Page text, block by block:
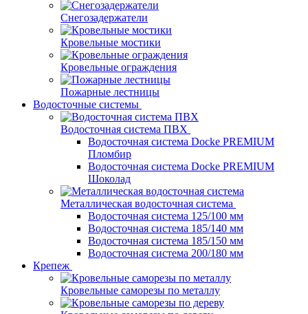
Снегозадержатели
Кровельные мостики
Кровельные ограждения
Пожарные лестницы
Водосточные системы
Водосточная система ПВХ
Водосточная система Docke PREMIUM
Пломбир
Водосточная система Docke PREMIUM
Шоколад
Металлическая водосточная система
Водосточная система 125/100 мм
Водосточная система 185/140 мм
Водосточная система 185/150 мм
Водосточная система 200/180 мм
Крепеж
Кровельные саморезы по металлу